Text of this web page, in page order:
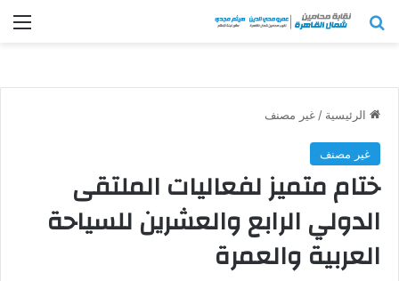
بحث عن
الرئيسية / غير مصنف
غير مصنف
ختام متميز لفعاليات الملتقى
الدولي الرابع والعشرين للسياحة
العربية والعمرة